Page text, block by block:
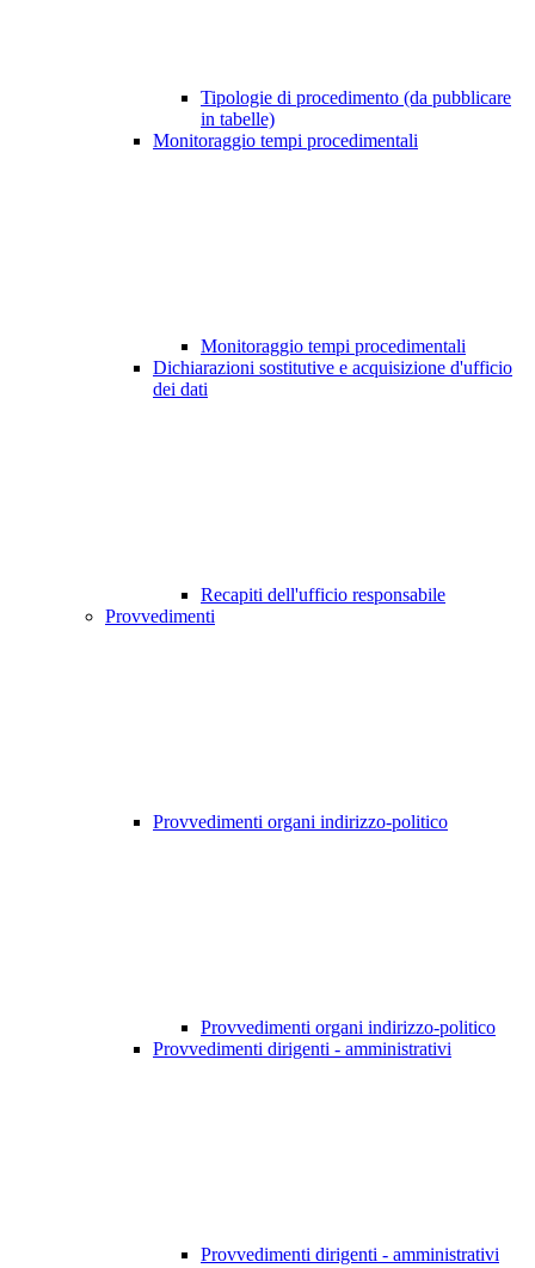
Tipologie di procedimento (da pubblicare
in tabelle)
Monitoraggio tempi procedimentali
Monitoraggio tempi procedimentali
Dichiarazioni sostitutive e acquisizione d'ufficio
dei dati
Recapiti dell'ufficio responsabile
Provvedimenti
Provvedimenti organi indirizzo-politico
Provvedimenti organi indirizzo-politico
Provvedimenti dirigenti - amministrativi
Provvedimenti dirigenti - amministrativi